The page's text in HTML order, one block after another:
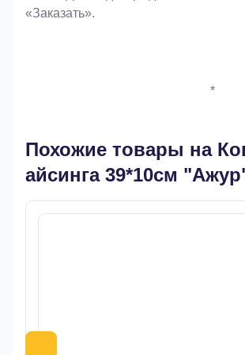
«Заказать».
*
Похожие товары на
айсинга 39*10см